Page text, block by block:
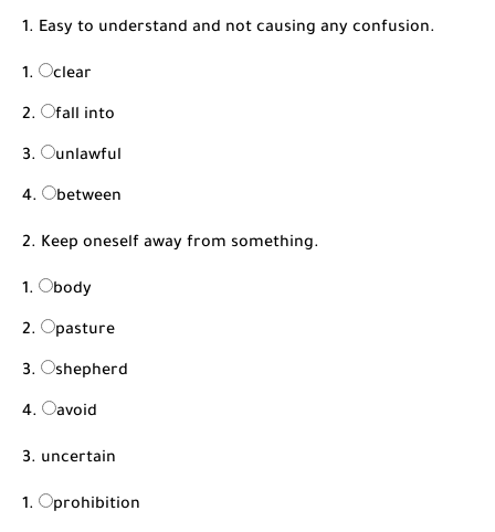
1. Easy to understand and not causing any confusion.
clear
fall into
unlawful
between
2. Keep oneself away from something.
body
pasture
shepherd
avoid
3. uncertain
prohibition